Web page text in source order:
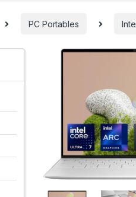
PC Portables